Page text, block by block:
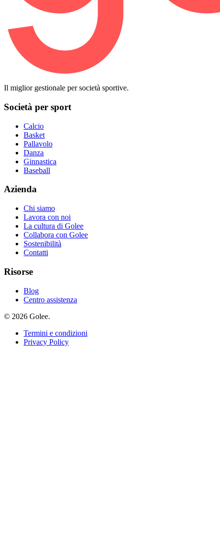
Il miglior gestionale per società sportive.
Società per sport
Calcio
Basket
Pallavolo
Danza
Ginnastica
Baseball
Azienda
Chi siamo
Lavora con noi
La cultura di Golee
Collabora con Golee
Sostenibilità
Contatti
Risorse
Blog
Centro assistenza
© 2026 Golee.
Termini e condizioni
Privacy Policy